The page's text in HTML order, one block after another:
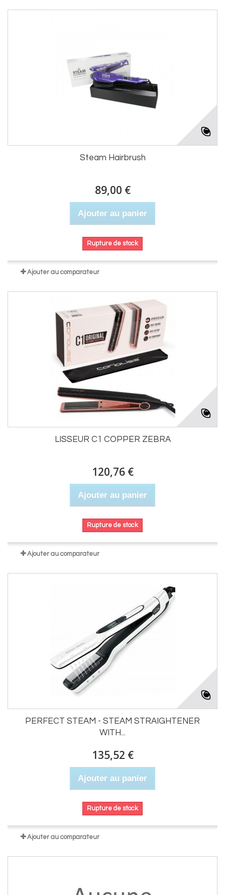
Steam Hairbrush
89,00 €
Ajouter au panier
Rupture de stock
Ajouter au comparateur
LISSEUR C1 COPPER ZEBRA
120,76 €
Ajouter au panier
Rupture de stock
Ajouter au comparateur
PERFECT STEAM - STEAM STRAIGHTENER
WITH...
135,52 €
Ajouter au panier
Rupture de stock
Ajouter au comparateur